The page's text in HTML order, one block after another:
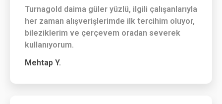
Turnagold daima güler yüzlü, ilgili çalışanlarıyla
her zaman alışverişlerimde ilk tercihim oluyor,
bileziklerim ve çerçevem oradan severek
kullanıyorum.
Mehtap Y.